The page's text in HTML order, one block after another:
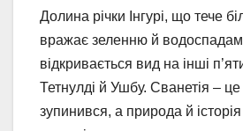
Долина річки Інгурі, що тече
вражає зеленню й
відкривається вид на інші
Тетнулді й Ушбу. Сванетія –
зупинився, а природа й